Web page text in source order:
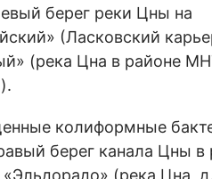
берег реки Цны на
(Ласковский
(река Цна в районе
колиформные
берег канала Цны в
(река Цна,